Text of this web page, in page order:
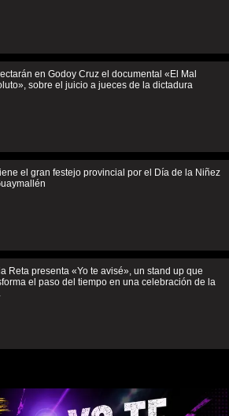
en Godoy Cruz el documental «El Mal
sobre el juicio a jueces de la dictadura
el gran festejo provincial por el Día de la Niñez
Reta presenta «Yo te avisé», un stand up que
el paso del tiempo en una celebración de la